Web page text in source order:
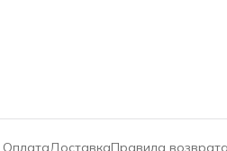
ОплатаДоставкаПравила возврата